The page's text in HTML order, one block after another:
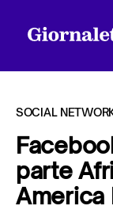
Tutti gli
SOCIAL
parte
America